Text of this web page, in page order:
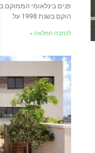
פנים בינלאומי הממוקם
הוקם בשנת 1998 על
לכתבה המלאה »